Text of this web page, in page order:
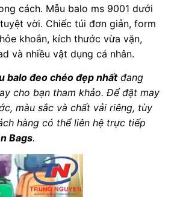
cách. Mẫu balo ms 9001 dưới
vời. Chiếc túi đơn giản, form
khoắn, kích thước vừa vặn,
và nhiều vật dụng cá nhân.
balo đeo chéo đẹp nhấtđang
cho bạn tham khảo. Để đặt may
màu sắc và chất vải riêng, tùy
hàng có thể liên hệ trực tiếp
Bags.